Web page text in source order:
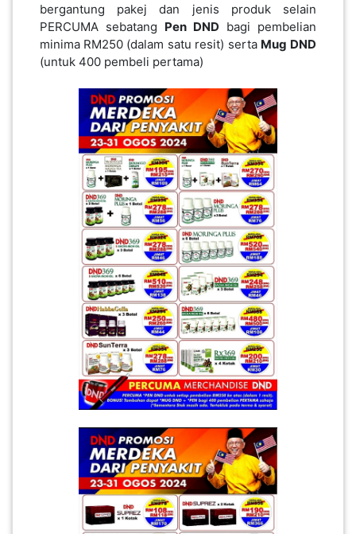
bergantung pakej dan jenis produk selain
PERCUMA sebatang Pen DND bagi pembelian
minima RM250 (dalam satu resit) serta Mug DND
(untuk 400 pembeli pertama)
PELANCONGAN(1)
RUMAH
PERIBADI(4)
PEKERJAAN(0)
KEPERLUAN(16)
SELECT NEGERI
SELANGOR(37)